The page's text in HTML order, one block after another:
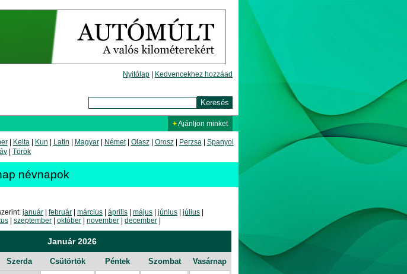
Nyitólap Kedvencekhez hozzáad
+Ajánljon minket
| Kelta| Kun Latin Magyar| Német| Olasz| Orosz| Perzsa| Spanyol
Török
névnapok
január február március április május június július
szeptember október november december
Január 2026
Szerda Csütörtök Péntek Szombat Vasárnap